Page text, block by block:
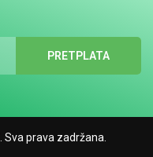
. Sva prava zadržana.